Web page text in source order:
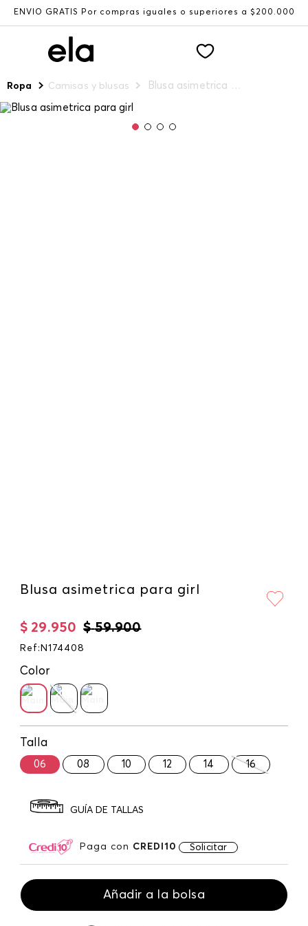
ENVÍO GRATIS Por compras iguales o superiores a $200.000
Ropa Camisas y blusas Blusa asimetrica para girl
Blusa asimetrica para girl
$ 59.900
$ 29.950
Ref : N174408
Color
Talla
06 08 10 12 14 16
GUÍA DE TALLAS
Paga con CREDI10 Solicitar
Añadir a la bolsa